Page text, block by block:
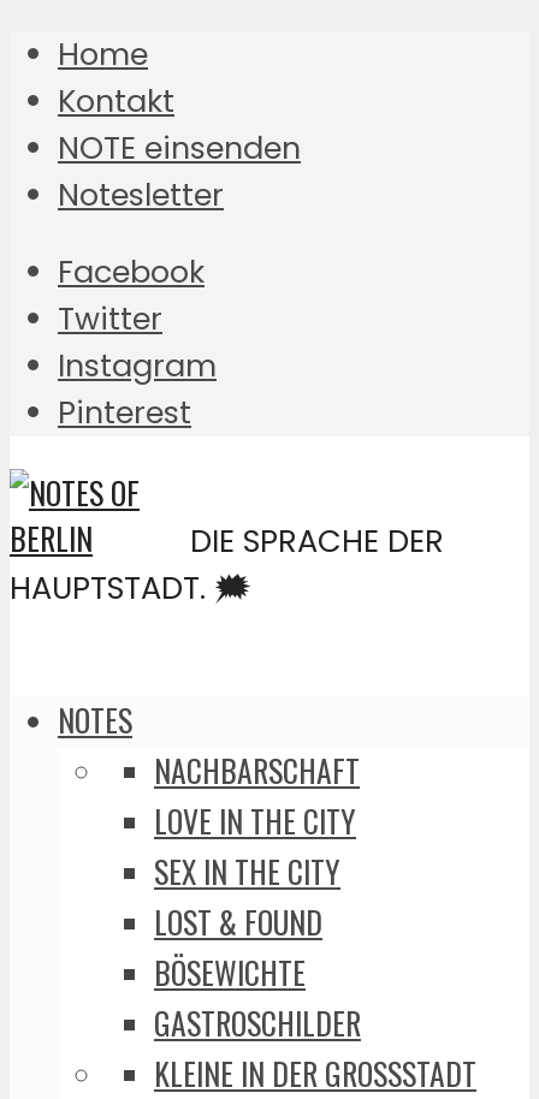
Home
Kontakt
NOTE einsenden
Notesletter
Facebook
Twitter
Instagram
Pinterest
DIE SPRACHE DER
HAUPTSTADT. 🗯️
NOTES
NACHBARSCHAFT
LOVE IN THE CITY
SEX IN THE CITY
LOST & FOUND
BÖSEWICHTE
GASTROSCHILDER
KLEINE IN DER GROSSSTADT